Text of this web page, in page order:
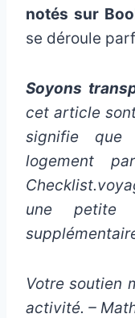
notés sur
se déroule
Soyons
cet article
signifie que
logement
une petite
Votre soutien
activité. –